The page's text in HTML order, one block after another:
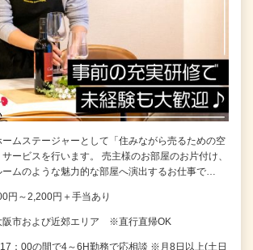
ームステージャーとして「住みながら売るための空
ービスを行います。 売主様のお部屋のお片付け、
ームのような魅力的な部屋へ演出するお仕事で…
円～2,200円＋手当あり
阪市および近郊エリア ※直行直帰OK
：00の間で4～6H勤務で応相談 ※月8日以上(土日